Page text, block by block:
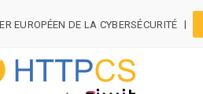
EUROPÉEN DE LA CYBERSÉCURITÉ |